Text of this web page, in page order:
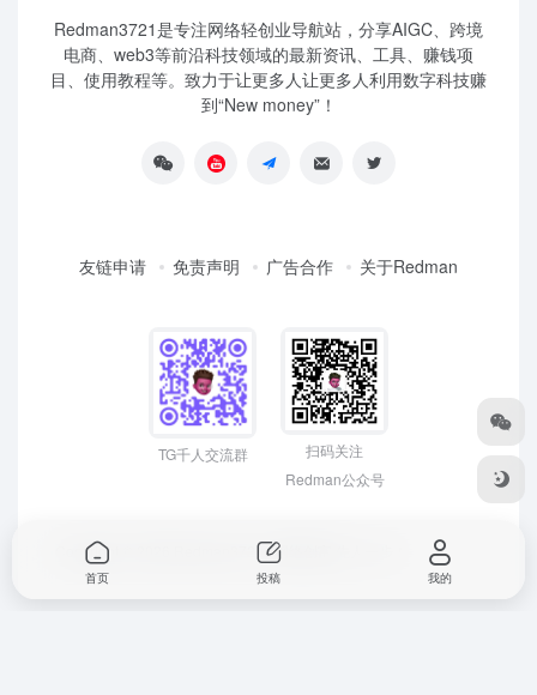
Redman3721是专注网络轻创业导航站，分享AIGC、跨境
电商、web3等前沿科技领域的最新资讯、工具、赚钱项
目、使用教程等。致力于让更多人让更多人利用数字科技赚
到“New money”！
友链申请 免责声明 广告合作 关于Redman
TG千人交流群
扫码关注
Redman公众号
Copyright © 2026 Redman3721 | 网络创富 先人一步！
首页 投稿 我的